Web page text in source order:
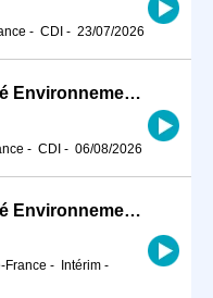
- CDI - 23/07/2026
Responsable Qualité Sécurité Environnement -QSE- en industrie (H/F)
- CDI - 06/08/2026
Responsable Qualité Sécurité Environnement -QSE- en industrie (H/F)
France - Intérim -